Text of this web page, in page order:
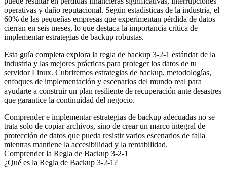
operativas y daño reputacional. Según estadísticas de la industria, el
60% de las pequeñas empresas que experimentan pérdida de datos
cierran en seis meses, lo que destaca la importancia crítica de
implementar estrategias de backup robustas.
Esta guía completa explora la regla de backup 3-2-1 estándar de la
industria y las mejores prácticas para proteger los datos de tu
servidor Linux. Cubriremos estrategias de backup, metodologías,
enfoques de implementación y escenarios del mundo real para
ayudarte a construir un plan resiliente de recuperación ante desastres
que garantice la continuidad del negocio.
Comprender e implementar estrategias de backup adecuadas no se
trata solo de copiar archivos, sino de crear un marco integral de
protección de datos que pueda resistir varios escenarios de falla
mientras mantiene la accesibilidad y la rentabilidad.
Comprender la Regla de Backup 3-2-1
¿Qué es la Regla de Backup 3-2-1?